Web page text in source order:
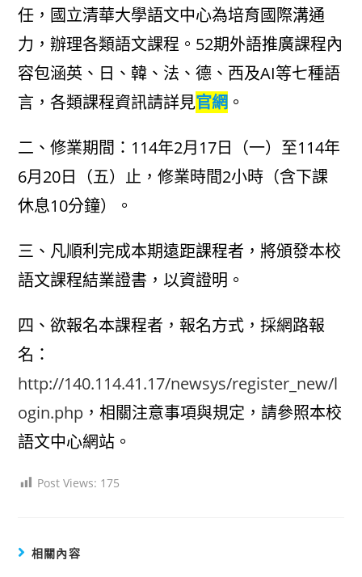
任，國立清華大學語文中心為培育國際溝通
力，辦理各類語文課程。52期外語推廣課程內
容包涵英、日、韓、法、德、西及AI等七種語
言，各類課程資訊請詳見官網 。
二、修業期間：114年2月17日（一）至114年
6月20日（五）止，修業時間2小時（含下課
休息10分鐘）。
三、凡順利完成本期遠距課程者，將頒發本校
語文課程結業證書，以資證明。
四、欲報名本課程者，報名方式，採網路報
名：
http://140.114.41.17/newsys/register_new/l
ogin.php ，相關注意事項與規定，請參照本校
語文中心網站。
Post Views: 175
相關內容